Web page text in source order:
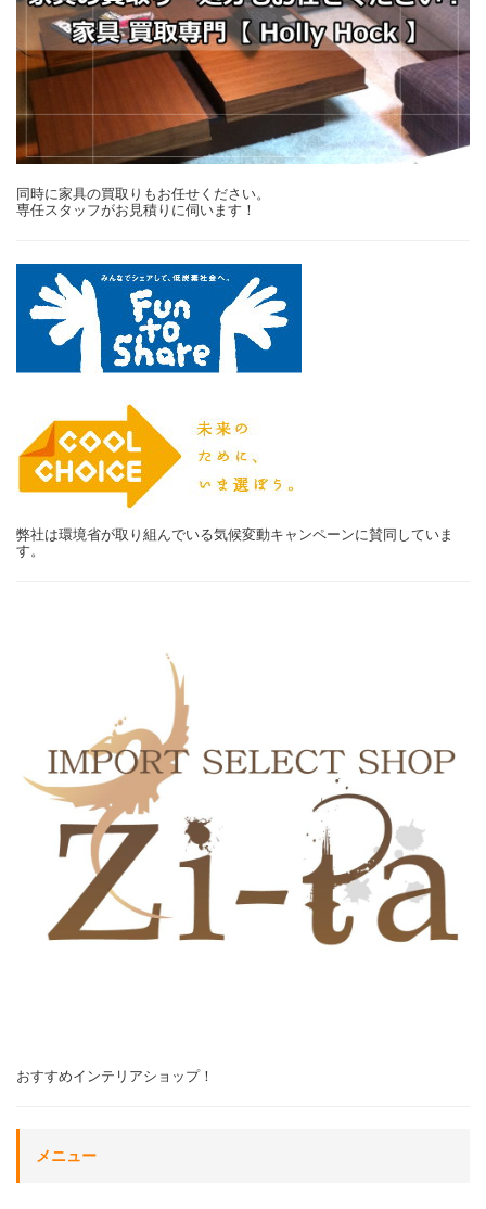
同時に家具の買取りもお任せください。
専任スタッフがお見積りに伺います！
弊社は環境省が取り組んでいる気候変動キャンペーンに賛同していま
す。
おすすめインテリアショップ！
メニュー